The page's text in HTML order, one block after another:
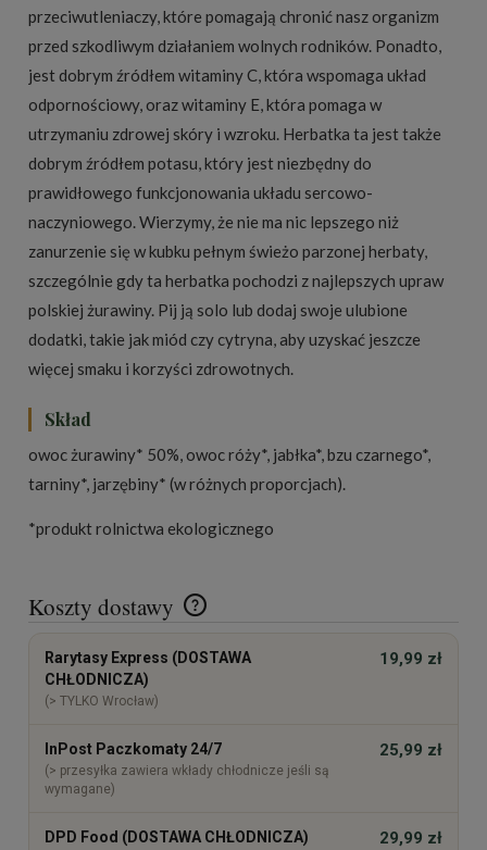
przeciwutleniaczy, które pomagają chronić nasz organizm
przed szkodliwym działaniem wolnych rodników. Ponadto,
jest dobrym źródłem witaminy C, która wspomaga układ
odpornościowy, oraz witaminy E, która pomaga w
utrzymaniu zdrowej skóry i wzroku. Herbatka ta jest także
dobrym źródłem potasu, który jest niezbędny do
prawidłowego funkcjonowania układu sercowo-
naczyniowego. Wierzymy, że nie ma nic lepszego niż
zanurzenie się w kubku pełnym świeżo parzonej herbaty,
szczególnie gdy ta herbatka pochodzi z najlepszych upraw
polskiej żurawiny. Pij ją solo lub dodaj swoje ulubione
dodatki, takie jak miód czy cytryna, aby uzyskać jeszcze
więcej smaku i korzyści zdrowotnych.
Skład
owoc żurawiny* 50%, owoc róży*, jabłka*, bzu czarnego*,
tarniny*, jarzębiny* (w różnych proporcjach).
*produkt rolnictwa ekologicznego
Koszty dostawy
Cena nie zawiera ewentualnych kosztów płatności
Rarytasy Express (DOSTAWA
CHŁODNICZA)
(> TYLKO Wrocław)
19,99 zł
InPost Paczkomaty 24/7
(> przesyłka zawiera wkłady chłodnicze jeśli są
wymagane)
25,99 zł
DPD Food (DOSTAWA CHŁODNICZA) 29,99 zł